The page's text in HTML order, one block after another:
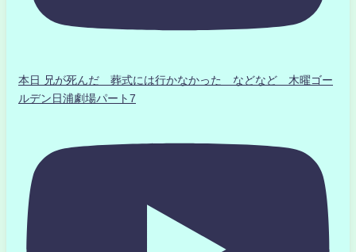
本日 兄が死んだ 葬式には行かなかった などなど 木曜ゴー
ルデン日浦劇場パート7